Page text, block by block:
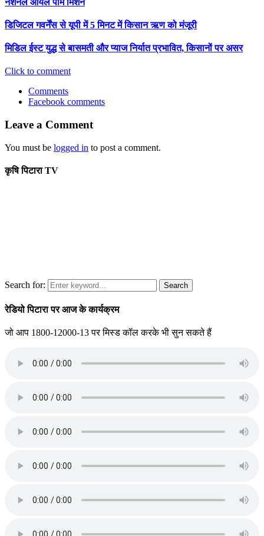
डिजिटल गवर्नेंस से यूपी में 5 मिनट में किसान ऋण को मंजूरी
मिडिल ईस्ट युद्ध से बासमती और प्याज निर्यात प्रभावित, किसानों पर असर
Click to comment
Comments
Facebook comments
Leave a Comment
You must be logged in to post a comment.
कृषि पिटारा TV
Search for: Search
रेडियो पिटारा पर आज के कार्यक्रम
जो आप 1800-12000-13 पर मिस्ड कॉल करके भी सुन सकते हैं